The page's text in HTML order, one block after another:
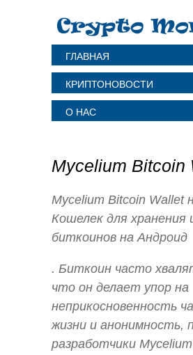
ГЛАВНАЯ
КРИПТОНОВОСТИ
О НАС
Mycelium Bitcoin
Mycelium Bitcoin Wallet
Кошелек для хранения
биткоинов на Андроид
. Биткоин часто
что он делает упор на
неприкосновенность
жизни и анонимность,
разработчики